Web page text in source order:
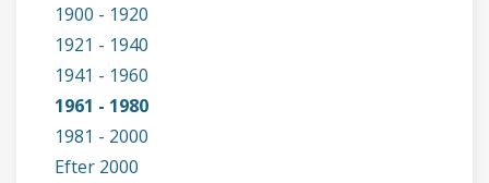
1900 - 1920
1921 - 1940
1941 - 1960
1961 - 1980
1981 - 2000
Efter 2000